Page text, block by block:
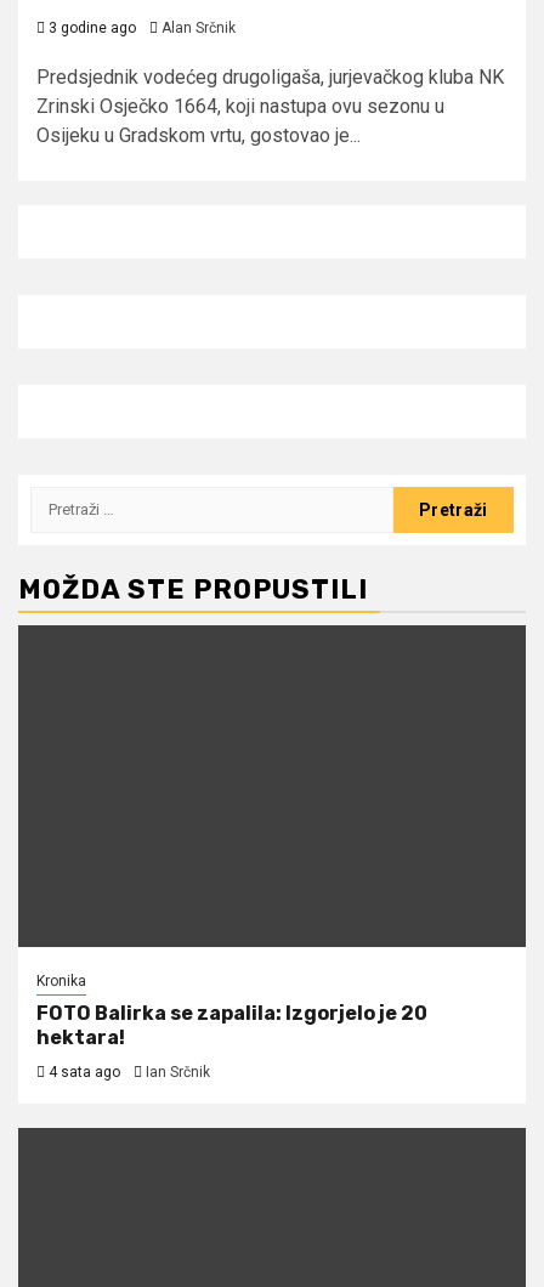
3 godine ago Alan Srčnik
Predsjednik vodećeg drugoligaša, jurjevačkog kluba NK
Zrinski Osječko 1664, koji nastupa ovu sezonu u
Osijeku u Gradskom vrtu, gostovao je...
Pretraži:
MOŽDA STE PROPUSTILI
Kronika
FOTO Balirka se zapalila: Izgorjelo je 20
hektara!
4 sata ago Ian Srčnik